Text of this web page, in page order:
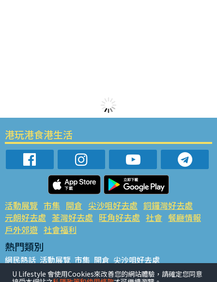
港玩港食港生活
活動展覽 市集 開倉 尖沙咀好去處 銅鑼灣好去處
元朗好去處 荃灣好去處 旺角好去處 社會 餐廳情報
戶外郊遊 社會福利
熱門類別
網民熱話 活動展覽 市集 開倉 尖沙咀好去處
銅鑼灣好去處 元朗好去處 荃灣好去處 旺角好去處 社會
U Lifestyle 會使用Cookies來改善您的網站體驗，請確定您同意